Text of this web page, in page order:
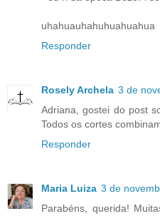
uhahuauhahuhuahuahua
Responder
Rosely Archela 3 de
Adriana, gostei do post
Todos os cortes
Responder
Maria Luiza 3 de
Parabéns, querida!